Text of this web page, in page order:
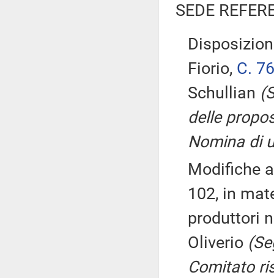
SEDE
Fiorio, C.
Schullian
delle
Nomina di
Modifiche
102, in
produttori
Oliverio
Comitato